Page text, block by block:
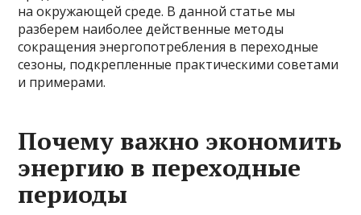
на окружающей среде. В данной статье мы
разберем наиболее действенные методы
сокращения энергопотребления в переходные
сезоны, подкрепленные практическими советами
и примерами.
Почему важно экономить
энергию в переходные
периоды